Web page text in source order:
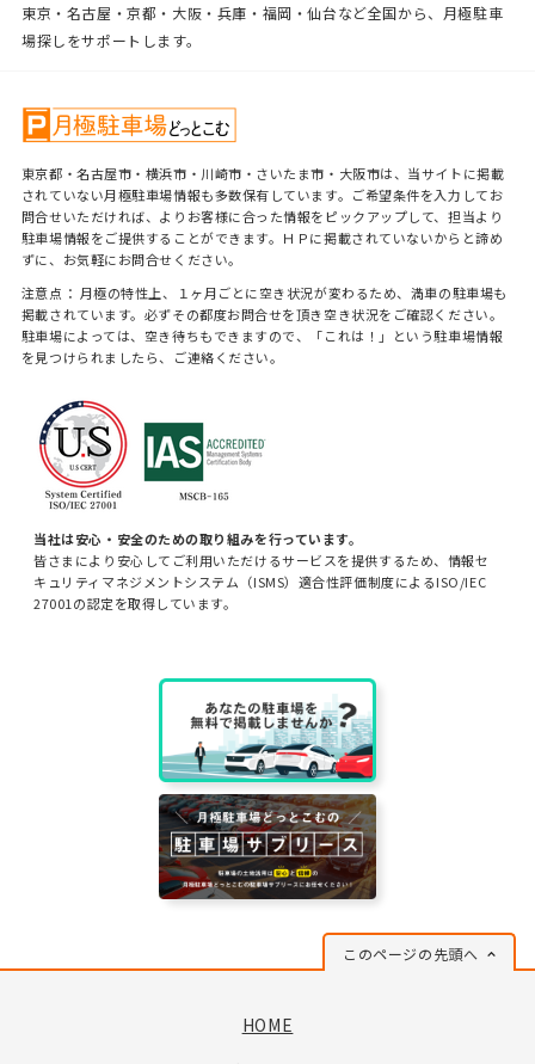
東京・名古屋・京都・大阪・兵庫・福岡・仙台など全国から、月極駐車
場探しをサポートします。
東京都・名古屋市・横浜市・川崎市・さいたま市・大阪市は、当サイトに掲載
されていない月極駐車場情報も多数保有しています。ご希望条件を入力してお
問合せいただければ、よりお客様に合った情報をピックアップして、担当より
駐車場情報をご提供することができます。ＨＰに掲載されていないからと諦め
ずに、お気軽にお問合せください。
注意点： 月極の特性上、１ヶ月ごとに空き状況が変わるため、満車の駐車場も
掲載されています。必ずその都度お問合せを頂き空き状況をご確認ください。
駐車場によっては、空き待ちもできますので、「これは！」という駐車場情報
を見つけられましたら、ご連絡ください。
当社は安心・安全のための取り組みを行っています。
皆さまにより安心してご利用いただけるサービスを提供するため、情報セ
キュリティマネジメントシステム（ISMS）適合性評価制度によるISO/IEC
27001の認定を取得しています。
このページの先頭へ
HOME